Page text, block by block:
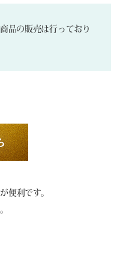
品の販売は行っており
便利です。